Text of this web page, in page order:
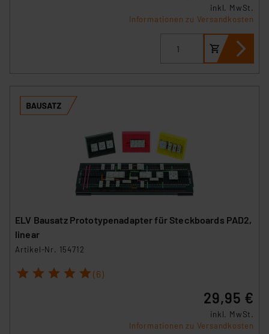
inkl. MwSt.
Informationen zu Versandkosten
ELV Bausatz Prototypenadapter für Steckboards PAD2,
linear
Artikel-Nr. 154712
1 2 3 4 5 (6)
29,95 €
inkl. MwSt.
Informationen zu Versandkosten